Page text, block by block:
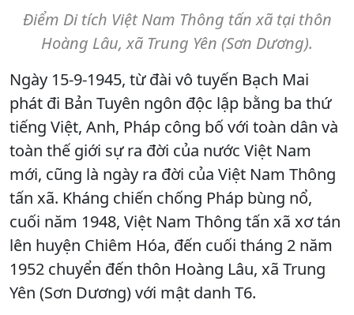
Điểm Di tích Việt Nam Thông tấn xã tại thôn
Hoàng Lâu, xã Trung Yên (Sơn Dương).
Ngày 15-9-1945, từ đài vô tuyến Bạch Mai
phát đi Bản Tuyên ngôn độc lập bằng ba thứ
tiếng Việt, Anh, Pháp công bố với toàn dân và
toàn thế giới sự ra đời của nước Việt Nam
mới, cũng là ngày ra đời của Việt Nam Thông
tấn xã. Kháng chiến chống Pháp bùng nổ,
cuối năm 1948, Việt Nam Thông tấn xã xơ tán
lên huyện Chiêm Hóa, đến cuối tháng 2 năm
1952 chuyển đến thôn Hoàng Lâu, xã Trung
Yên (Sơn Dương) với mật danh T6.